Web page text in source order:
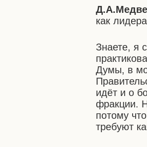
как
Знаете, я
Думы, в
идёт и о
фракции.
потому
требуют